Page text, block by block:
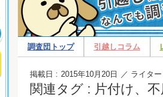
調査団トップ 引越しコラム
掲載日 : 2015年10月20日 ／ ライタ
関連タグ : 片付け、